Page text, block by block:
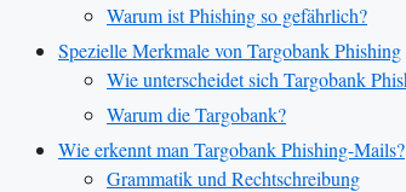
Warum ist Phishing so gefährlich?
Spezielle Merkmale von Targobank Phishing
Wie unterscheidet sich Targobank
Warum die Targobank?
Wie erkennt man Targobank Phishing-Mails?
Grammatik und Rechtschreibung